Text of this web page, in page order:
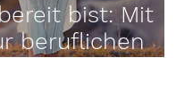
bist: Mit
beruflichen